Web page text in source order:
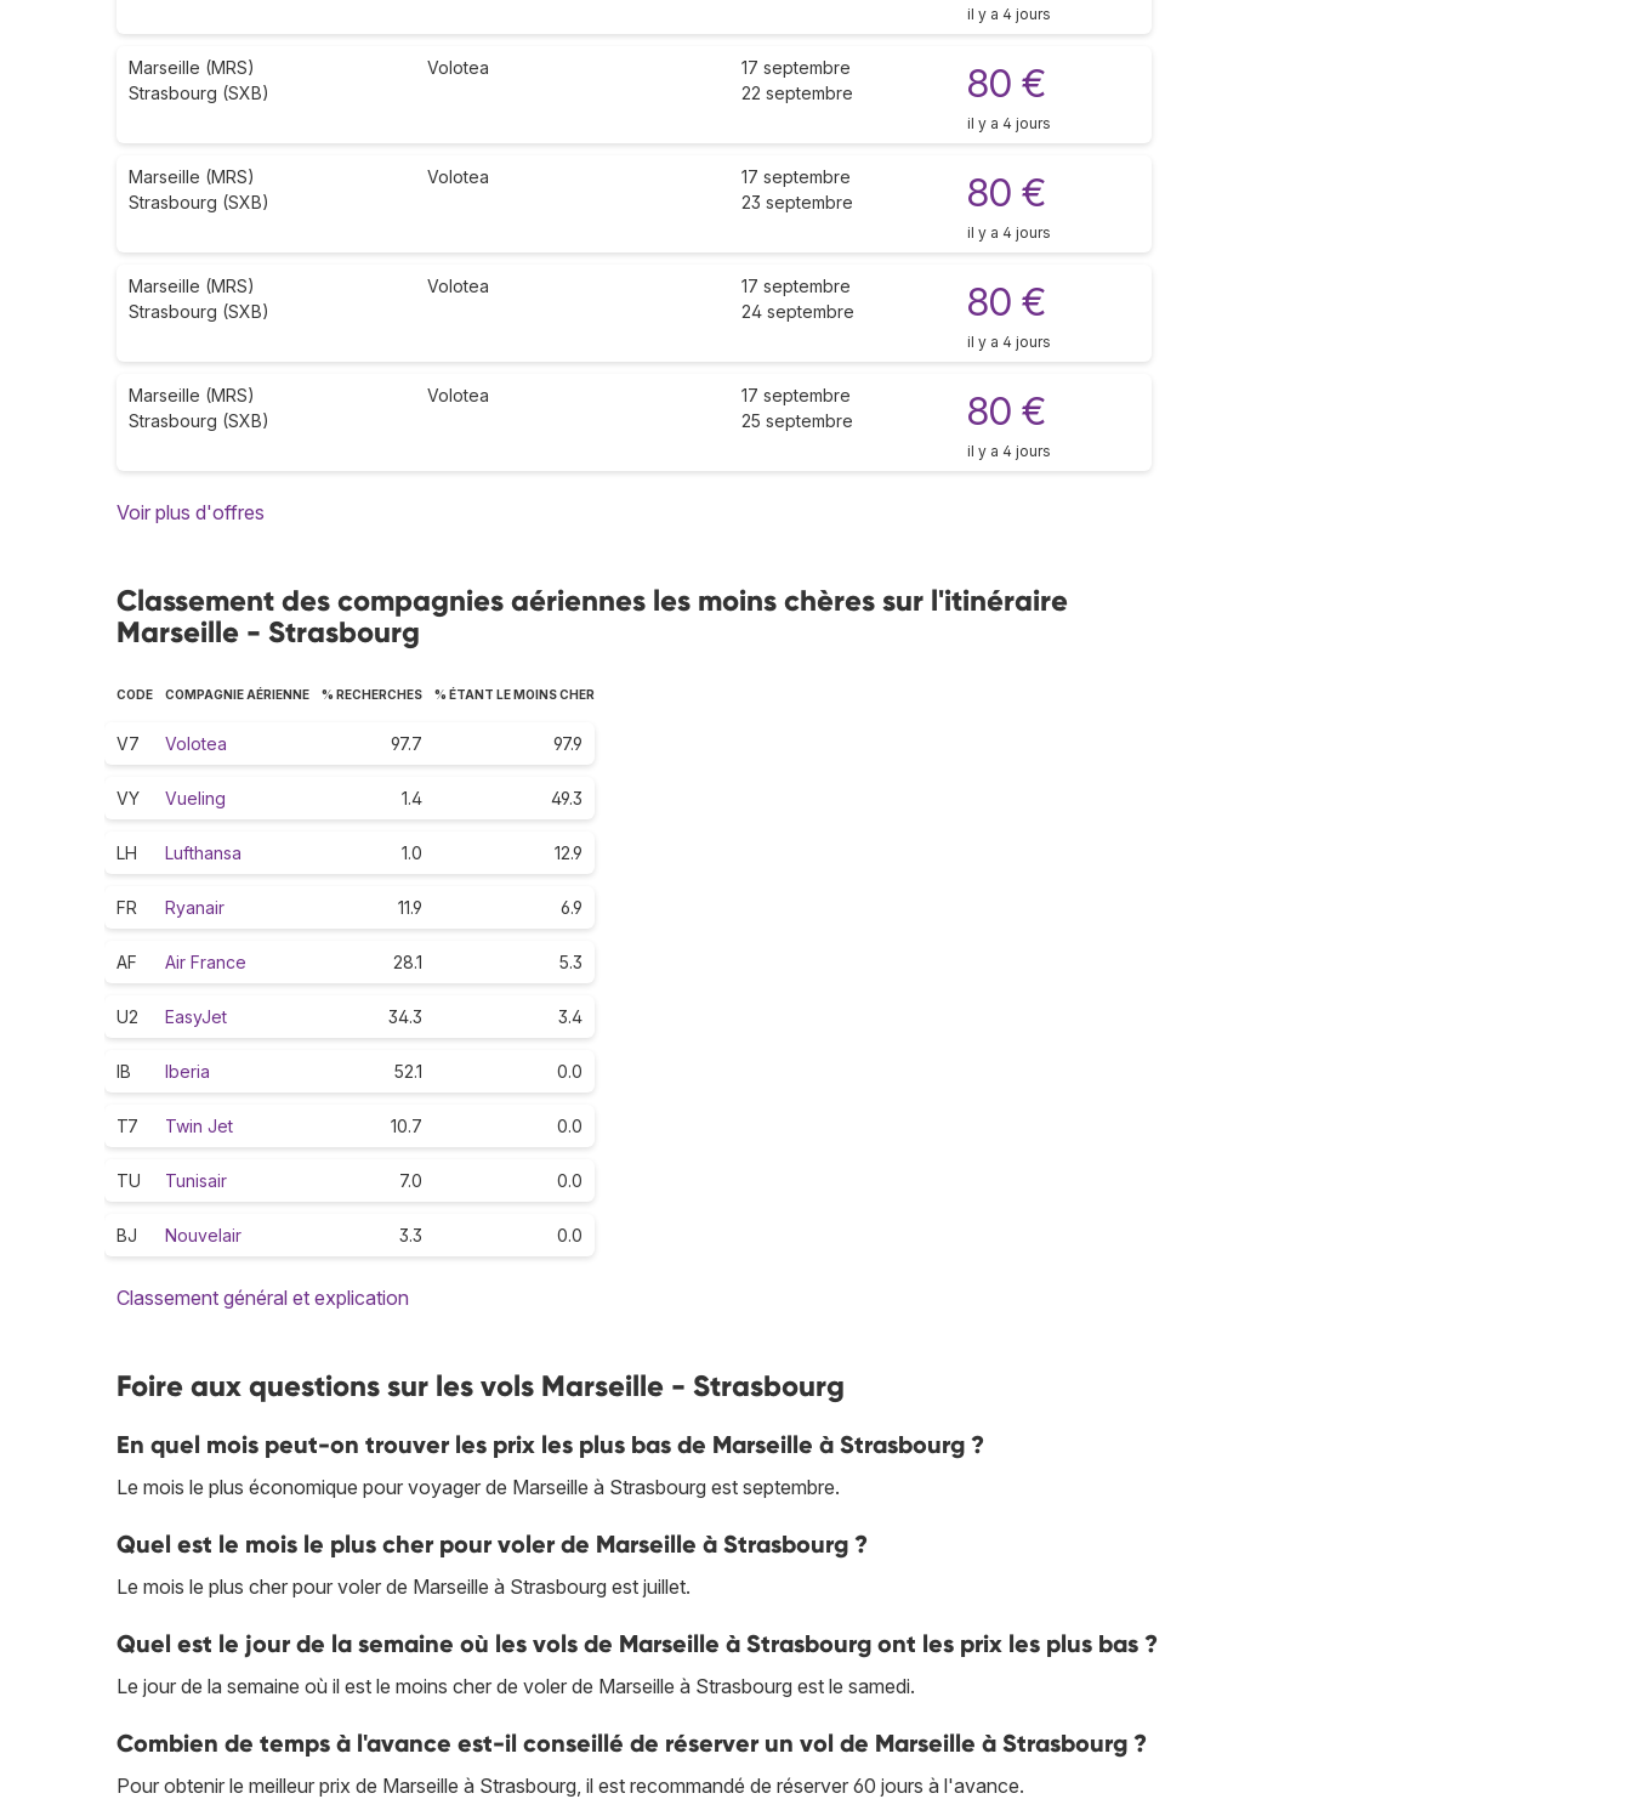
il y a 4 jours
Marseille (MRS)
Strasbourg (SXB)
Volotea
17 septembre
22 septembre
80 €
il y a 4 jours
Marseille (MRS)
Strasbourg (SXB)
Volotea
17 septembre
23 septembre
80 €
il y a 4 jours
Marseille (MRS)
Strasbourg (SXB)
Volotea
17 septembre
24 septembre
80 €
il y a 4 jours
Marseille (MRS)
Strasbourg (SXB)
Volotea
17 septembre
25 septembre
80 €
il y a 4 jours
Voir plus d'offres
Classement des compagnies aériennes les moins chères sur l'itinéraire
Marseille - Strasbourg
CODE COMPAGNIE AÉRIENNE % RECHERCHES % ÉTANT LE MOINS CHER
V7 Volotea 97.7 97.9
VY Vueling 1.4 49.3
LH Lufthansa 1.0 12.9
FR Ryanair 11.9 6.9
AF Air France 28.1 5.3
U2 EasyJet 34.3 3.4
IB Iberia 52.1 0.0
T7 Twin Jet 10.7 0.0
TU Tunisair 7.0 0.0
BJ Nouvelair 3.3 0.0
Classement général et explication
Foire aux questions sur les vols Marseille - Strasbourg
En quel mois peut-on trouver les prix les plus bas de Marseille à Strasbourg ?
Le mois le plus économique pour voyager de Marseille à Strasbourg est septembre.
Quel est le mois le plus cher pour voler de Marseille à Strasbourg ?
Le mois le plus cher pour voler de Marseille à Strasbourg est juillet.
Quel est le jour de la semaine où les vols de Marseille à Strasbourg ont les prix les plus bas ?
Le jour de la semaine où il est le moins cher de voler de Marseille à Strasbourg est le samedi.
Combien de temps à l'avance est-il conseillé de réserver un vol de Marseille à Strasbourg ?
Pour obtenir le meilleur prix de Marseille à Strasbourg, il est recommandé de réserver 60 jours à l'avance.